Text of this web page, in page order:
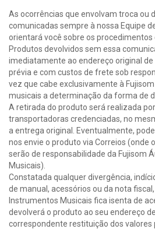
As ocorrências que envolvam troca ou
comunicadas sempre à nossa Equipe
orientará você sobre os procedimentos
Produtos devolvidos sem essa
imediatamente ao endereço original
prévia e com custos de frete sob
vez que cabe exclusivamente à
musicais a determinação da forma de
A retirada do produto será realizada
transportadoras credenciadas, no
a entrega original. Eventualmente,
nos envie o produto via Correios (onde
serão de responsabilidade da Fujisom
Musicais).
Constatada qualquer divergência,
de manual, acessórios ou da nota
Instrumentos Musicais fica isenta de
devolverá o produto ao seu endereço
correspondente restituição dos valores